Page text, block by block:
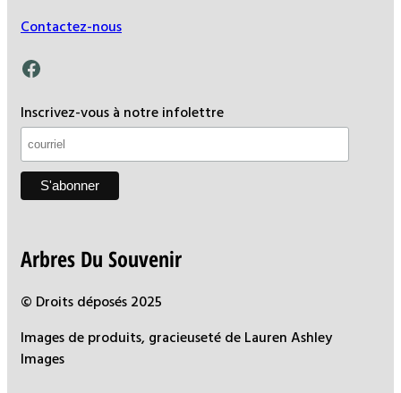
Contactez-nous
Facebook
Inscrivez-vous à notre infolettre
Arbres Du Souvenir
© Droits déposés 2025
Images de produits, gracieuseté de Lauren Ashley
Images